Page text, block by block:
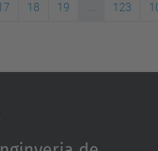
18 19 ... 123